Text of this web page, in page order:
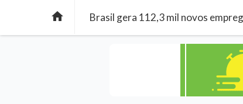
 Brasil gera 112,3 mil novos